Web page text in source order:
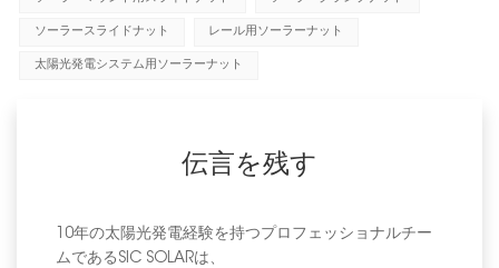
ソーラースライドナット レール用ソーラーナット
太陽光発電システム用ソーラーナット
伝言を残す
10年の太陽光発電経験を持つプロフェッショナルチー
ムであるSIC SOLARは、